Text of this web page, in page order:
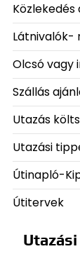
Közlekedés
Látnivalók-
Olcsó vagy
Szállás
Utazás
Utazási
Útinapló-
Útitervek